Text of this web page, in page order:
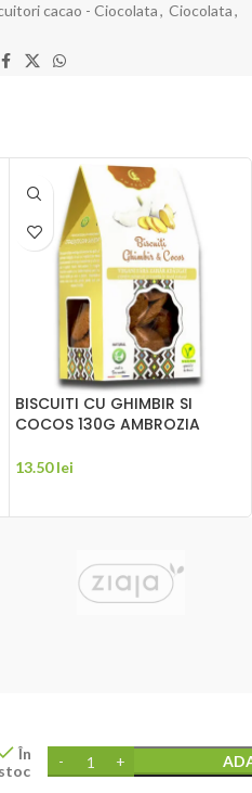
cacao - Ciocolata, Ciocolata,
BISCUITI CU GHIMBIR SI
COCOS 130G AMBROZIA
13.50lei
În
stoc